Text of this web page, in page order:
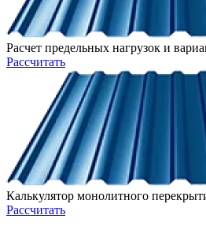
Расчет предельных нагрузок и
Рассчитать
Калькулятор монолитного
Рассчитать